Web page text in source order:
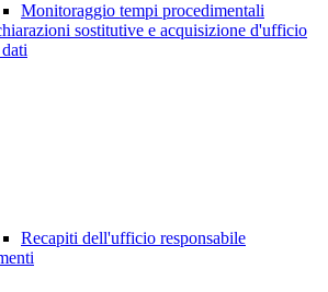
Monitoraggio tempi procedimentali
sostitutive e acquisizione d'ufficio
Recapiti dell'ufficio responsabile